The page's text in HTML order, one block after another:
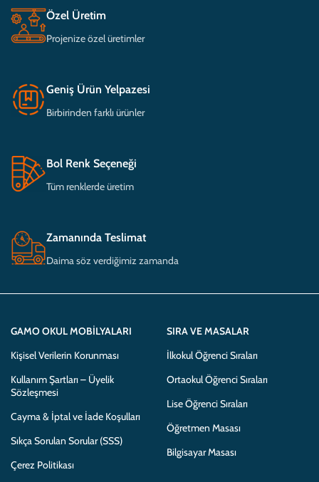
Özel Üretim
Projenize özel üretimler
Geniş Ürün Yelpazesi
Birbirinden farklı ürünler
Bol Renk Seçeneği
Tüm renklerde üretim
Zamanında Teslimat
Daima söz verdiğimiz zamanda
GAMO OKUL MOBILYALARI
Kişisel Verilerin Korunması
Kullanım Şartları – Üyelik
Sözleşmesi
Cayma & İptal ve İade Koşulları
Sıkça Sorulan Sorular (SSS)
Çerez Politikası
SIRA VE MASALAR
İlkokul Öğrenci Sıraları
Ortaokul Öğrenci Sıraları
Lise Öğrenci Sıraları
Öğretmen Masası
Bilgisayar Masası